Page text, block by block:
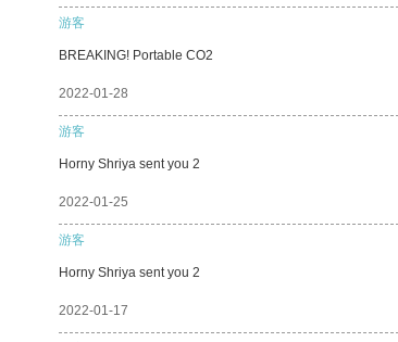
游客
BREAKING! Portable CO2
2022-01-28
游客
Horny Shriya sent you 2
2022-01-25
游客
Horny Shriya sent you 2
2022-01-17